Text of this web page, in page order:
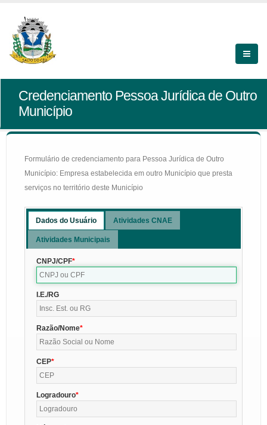
Credenciamento Pessoa Jurídica de Outro
Município
Formulário de credenciamento para Pessoa Jurídica de Outro
Município: Empresa estabelecida em outro Município que presta
serviços no território deste Município
Dados do Usuário Atividades CNAE
Atividades Municipais
CNPJ/CPF
I.E./RG
Razão/Nome
CEP
Logradouro